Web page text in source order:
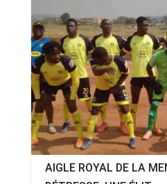
AIGLE ROYAL DE LA